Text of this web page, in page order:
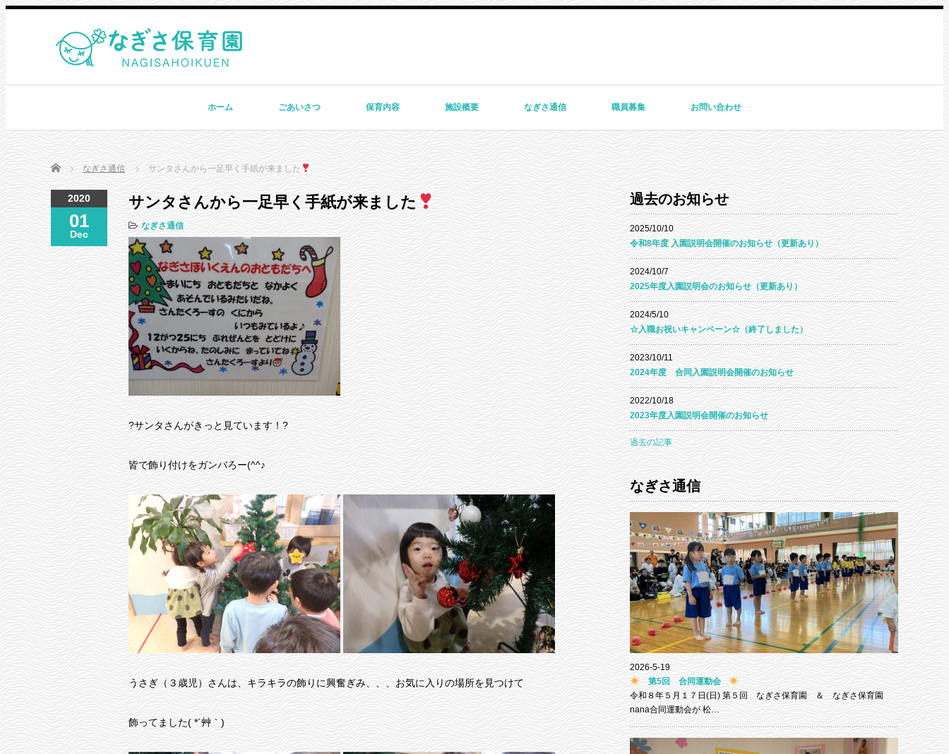
ホーム ごあいさつ 保育内容 施設概要 なぎさ通信 職員募集 お問い合わせ
Home なぎさ通信 サンタさんから一足早く手紙が来ました
2020
01
Dec
サンタさんから一足早く手紙が来ました
なぎさ通信
?サンタさんがきっと見ています！?
皆で飾り付けをガンバろー(^^♪
うさぎ（３歳児）さんは、キラキラの飾りに興奮ぎみ、、、お気に入りの場所を見つけて
飾ってました( *´艸｀)
過去のお知らせ
2025/10/10
令和8年度 入園説明会開催のお知らせ（更新あり）
2024/10/7
2025年度入園説明会のお知らせ（更新あり）
2024/5/10
☆入職お祝いキャンペーン☆（終了しました）
2023/10/11
2024年度 合同入園説明会開催のお知らせ
2022/10/18
2023年度入園説明会開催のお知らせ
過去の記事
なぎさ通信
2026-5-19
第5回 合同運動会
令和８年５月１７日(日) 第５回 なぎさ保育園 ＆ なぎさ保育園
nana合同運動会が 松…